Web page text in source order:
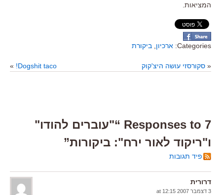
המציאות.
Categories: ארכיון ביקורת
« סקורסזי עושה היצ'קוק Dogshit taco!
»
7 Responses to “"עוברים להודו"
ו"ריקוד לאור ירח": ביקורות”
פיד תגובות
דרורית
3 דצמבר 2007 at 12:15